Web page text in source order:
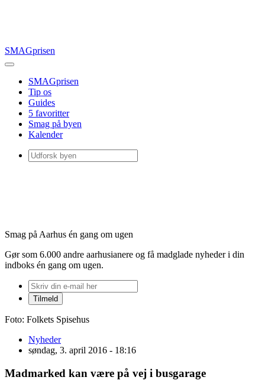
SMAGprisen
SMAGprisen
Tip os
Guides
5 favoritter
Smag på byen
Kalender
Smag på Aarhus én gang om ugen
Gør som 6.000 andre aarhusianere og få madglade nyheder i din
indboks én gang om ugen.
Foto: Folkets Spisehus
Nyheder
søndag, 3. april 2016 - 18:16
Madmarked kan være på vej i busgarage